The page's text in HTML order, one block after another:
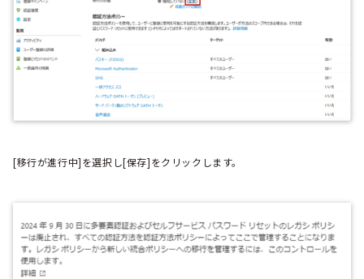
[移行が進行中]を選択し[保存]をクリックします。